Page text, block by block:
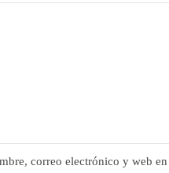
correo electrónico y web